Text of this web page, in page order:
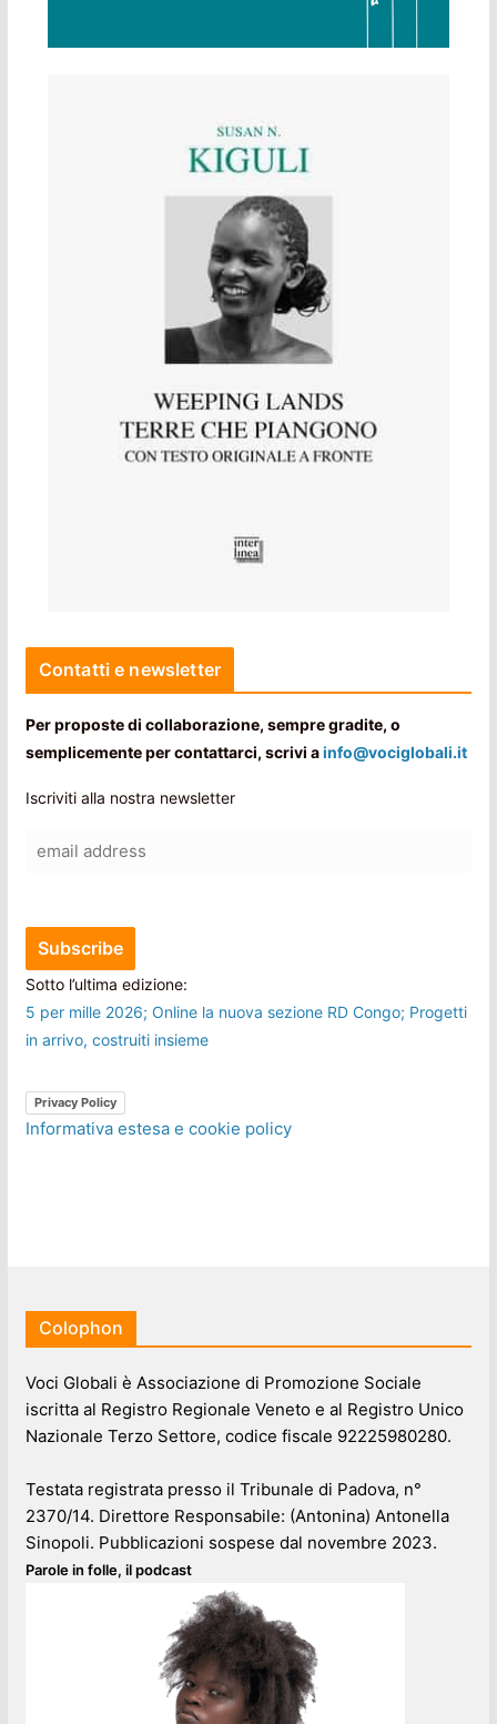
Contatti e newsletter
Per proposte di collaborazione, sempre gradite, o
semplicemente per contattarci, scrivi ainfo@vociglobali.it
Iscriviti alla nostra newsletter
Sotto l’ultima edizione:
5 per mille 2026; Online la nuova sezione RD Congo; Progetti
in arrivo, costruiti insieme
Privacy Policy
Informativa estesa e cookie policy
Colophon
Voci Globali è Associazione di Promozione Sociale
iscritta al Registro Regionale Veneto e al Registro Unico
Nazionale Terzo Settore, codice fiscale 92225980280.
Testata registrata presso il Tribunale di Padova, n°
2370/14. Direttore Responsabile: (Antonina) Antonella
Sinopoli. Pubblicazioni sospese dal novembre 2023.
Parole in folle, il podcast